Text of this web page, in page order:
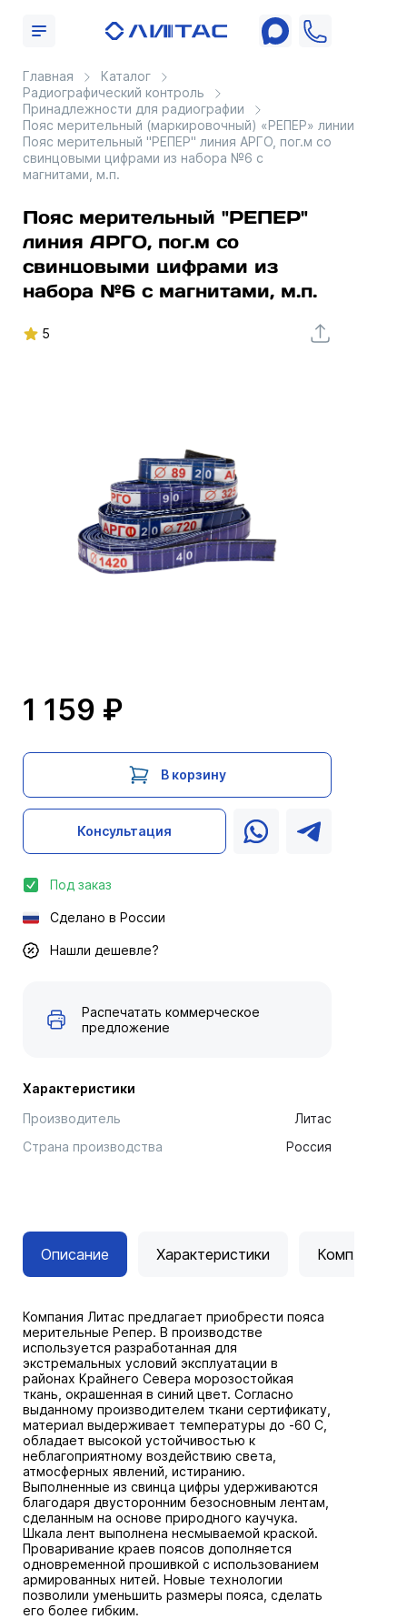
Главная
Каталог
Радиографический контроль
Принадлежности для радиографии
Пояс мерительный (маркировочный) «РЕПЕР» линии АРГО
Пояс мерительный "РЕПЕР" линия АРГО, пог.м со
свинцовыми цифрами из набора №6 с
магнитами, м.п.
Пояс мерительный "РЕПЕР"
линия АРГО, пог.м со
свинцовыми цифрами из
набора №6 с магнитами, м.п.
5
Характеристики
Производитель
Литас
Страна производства
Россия
1 159 ₽
В корзину
Консультация
Под заказ
Сделано в России
Нашли дешевле?
Распечатать коммерческое
предложение
Описание Характеристики
Компания Литас предлагает приобрести пояса
мерительные Репер. В производстве
используется разработанная для
экстремальных условий эксплуатации в
районах Крайнего Севера морозостойкая
ткань, окрашенная в синий цвет. Согласно
выданному производителем ткани сертификату,
материал выдерживает температуры до -60 С,
обладает высокой устойчивостью к
неблагоприятному воздействию света,
атмосферных явлений, истиранию.
Выполненные из свинца цифры удерживаются
благодаря двусторонним безосновным лентам,
сделанным на основе природного каучука.
Шкала лент выполнена несмываемой краской.
Проваривание краев поясов дополняется
одновременной прошивкой с использованием
армированных нитей. Новые технологии
позволили уменьшить размеры пояса, сделать
его более гибким.